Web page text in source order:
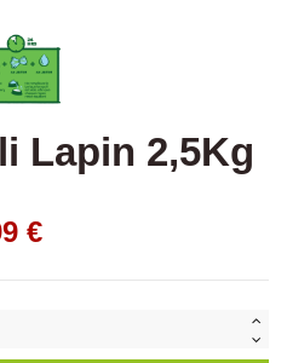
Lapin 2,5Kg
€